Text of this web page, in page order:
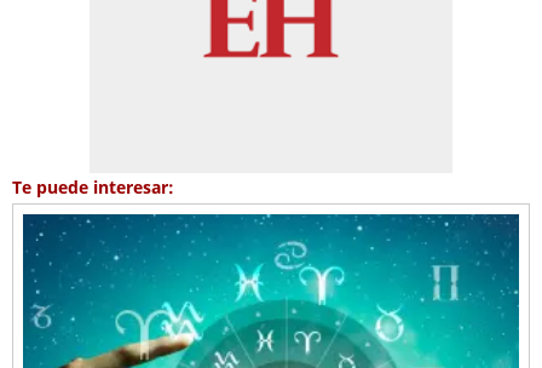
Te puede interesar: